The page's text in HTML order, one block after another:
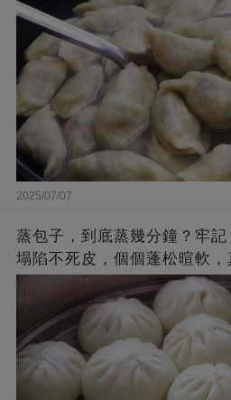
2025/07/07
蒸包子，到底蒸幾分鐘？牢
塌陷不死皮，個個蓬松暄軟，